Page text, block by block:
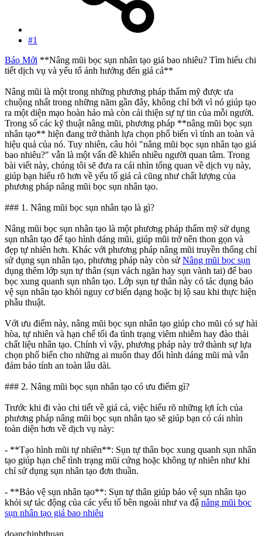
#1
Báo Mới **Nâng mũi bọc sụn nhân tạo giá bao nhiêu? Tìm hiểu chi
tiết dịch vụ và yếu tố ảnh hưởng đến giá cả**
Nâng mũi là một trong những phương pháp thẩm mỹ được ưa
chuộng nhất trong những năm gần đây, không chỉ bởi vì nó giúp tạo
ra một diện mạo hoàn hảo mà còn cải thiện sự tự tin của mỗi người.
Trong số các kỹ thuật nâng mũi, phương pháp **nâng mũi bọc sụn
nhân tạo** hiện đang trở thành lựa chọn phổ biến vì tính an toàn và
hiệu quả của nó. Tuy nhiên, câu hỏi "nâng mũi bọc sụn nhân tạo giá
bao nhiêu?" vẫn là một vấn đề khiến nhiều người quan tâm. Trong
bài viết này, chúng tôi sẽ đưa ra cái nhìn tổng quan về dịch vụ này,
giúp bạn hiểu rõ hơn về yếu tố giá cả cũng như chất lượng của
phương pháp nâng mũi bọc sụn nhân tạo.
### 1. Nâng mũi bọc sụn nhân tạo là gì?
Nâng mũi bọc sụn nhân tạo là một phương pháp thẩm mỹ sử dụng
sụn nhân tạo để tạo hình dáng mũi, giúp mũi trở nên thon gọn và
đẹp tự nhiên hơn. Khác với phương pháp nâng mũi truyền thống chỉ
sử dụng sụn nhân tạo, phương pháp này còn sử Nâng mũi bọc sụn
dụng thêm lớp sụn tự thân (sụn vách ngăn hay sụn vành tai) để bao
bọc xung quanh sụn nhân tạo. Lớp sụn tự thân này có tác dụng bảo
vệ sụn nhân tạo khỏi nguy cơ biến dạng hoặc bị lộ sau khi thực hiện
phẫu thuật.
Với ưu điểm này, nâng mũi bọc sụn nhân tạo giúp cho mũi có sự hài
hòa, tự nhiên và hạn chế tối đa tình trạng viêm nhiễm hay đào thải
chất liệu nhân tạo. Chính vì vậy, phương pháp này trở thành sự lựa
chọn phổ biến cho những ai muốn thay đổi hình dáng mũi mà vẫn
đảm bảo tính an toàn lâu dài.
### 2. Nâng mũi bọc sụn nhân tạo có ưu điểm gì?
Trước khi đi vào chi tiết về giá cả, việc hiểu rõ những lợi ích của
phương pháp nâng mũi bọc sụn nhân tạo sẽ giúp bạn có cái nhìn
toàn diện hơn về dịch vụ này:
- **Tạo hình mũi tự nhiên**: Sụn tự thân bọc xung quanh sụn nhân
tạo giúp hạn chế tình trạng mũi cứng hoặc không tự nhiên như khi
chỉ sử dụng sụn nhân tạo đơn thuần.
- **Bảo vệ sụn nhân tạo**: Sụn tự thân giúp bảo vệ sụn nhân tạo
khỏi sự tác động của các yếu tố bên ngoài như va đậ nâng mũi bọc
sụn nhân tạo giá bao nhiêu